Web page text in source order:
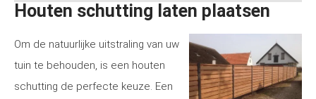
Houten schutting laten plaatsen
Om de natuurlijke uitstraling van uw
tuin te behouden, is een houten
schutting de perfecte keuze. Een